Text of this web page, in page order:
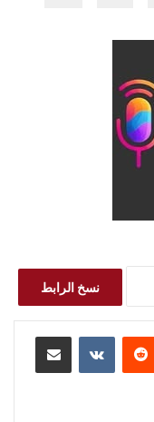
نسخ الرابط
مشاركة عبر البريد